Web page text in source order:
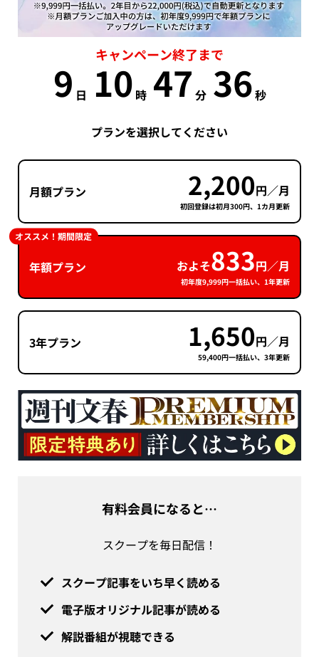
キャンペーン終了まで
9 日 10 時 47 分 35秒
プランを選択してください
月額プラン 2,200円／月
初回登録は初月300円、1カ月更新
年額プラン およそ833円／月
初年度9,999円一括払い、1年更新
オススメ！期間限定
3年プラン 1,650円／月
59,400円一括払い、3年更新
有料会員になると…
スクープを毎日配信！
スクープ記事をいち早く読める
電子版オリジナル記事が読める
解説番組が視聴できる